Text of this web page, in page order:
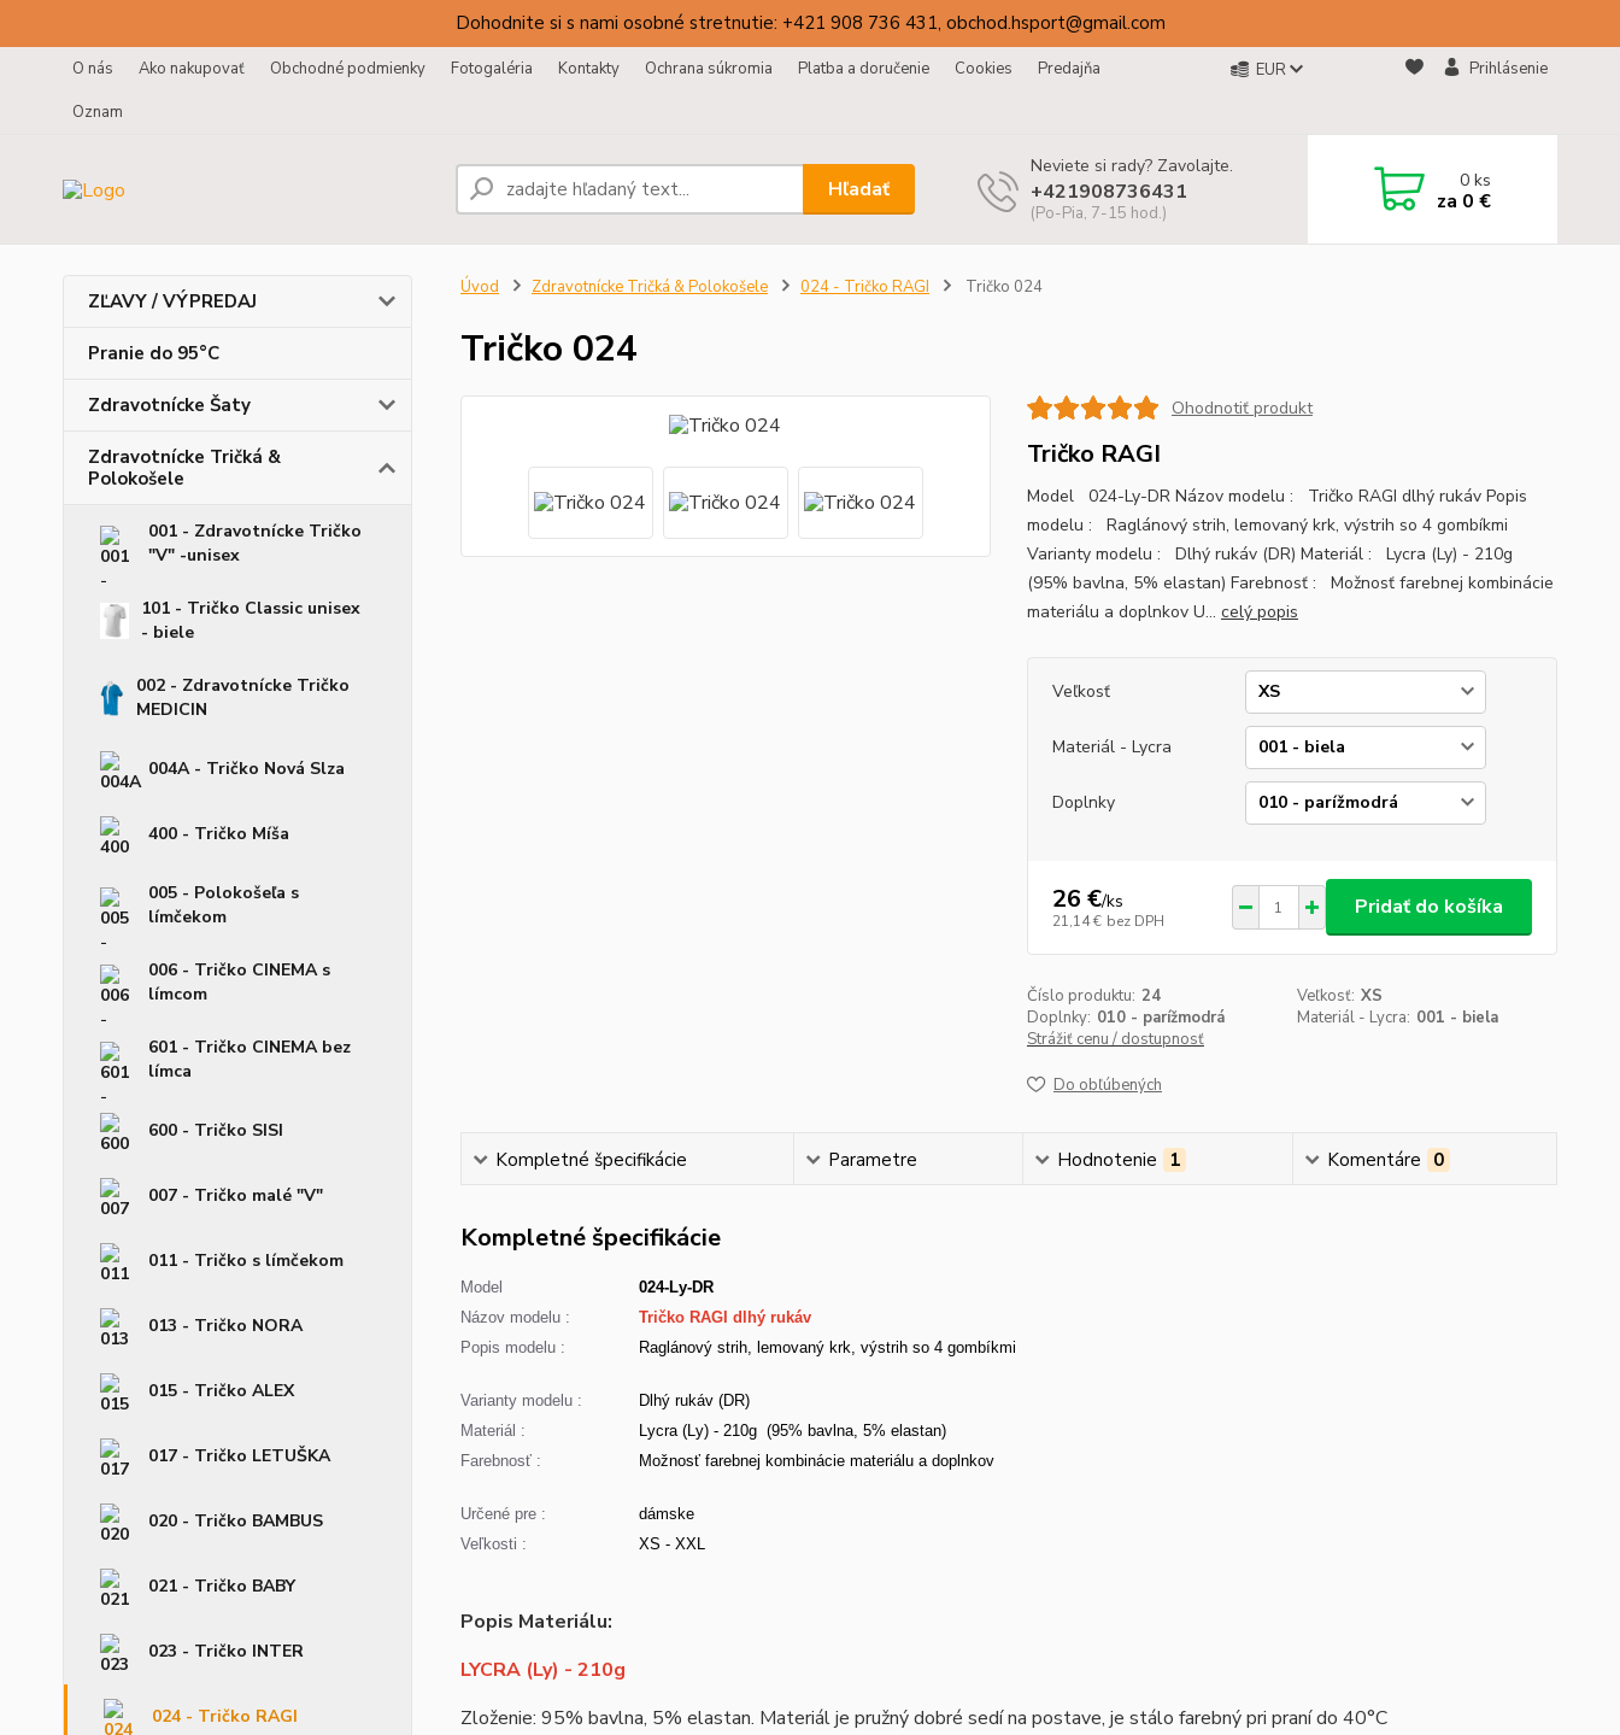
Dohodnite si s nami osobné stretnutie: +421 908 736 431, obchod.hsport@gmail.com
O nás Ako nakupovať Obchodné podmienky Fotogaléria Kontakty Ochrana súkromia Platba a doručenie Cookies
Predajňa
Oznam
EUR Prihlásenie
Hľadať
Neviete si rady? Zavolajte.
+421908736431
(Po-Pia, 7-15 hod.)
0ks
za 0 €
ZĽAVY / VÝPREDAJ
Pranie do 95°C
Zdravotnícke Šaty
Zdravotnícke Tričká &
Polokošele
001 - Zdravotnícke Tričko
"V" -unisex
101 - Tričko Classic unisex
- biele
002 - Zdravotnícke Tričko
MEDICIN
004A - Tričko Nová Slza
400 - Tričko Míša
005 - Polokošeľa s
límčekom
006 - Tričko CINEMA s
límcom
601 - Tričko CINEMA bez
límca
600 - Tričko SISI
007 - Tričko malé "V"
011 - Tričko s límčekom
013 - Tričko NORA
015 - Tričko ALEX
017 - Tričko LETUŠKA
020 - Tričko BAMBUS
021 - Tričko BABY
023 - Tričko INTER
024 - Tričko RAGI
Úvod Zdravotnícke Tričká & Polokošele 024 - Tričko RAGI Tričko 024
Tričko 024
Ohodnotiť produkt
Tričko RAGI
Model 024-Ly-DR Názov modelu : Tričko RAGI dlhý rukáv Popis
modelu : Raglánový strih, lemovaný krk, výstrih so 4 gombíkmi
Varianty modelu : Dlhý rukáv (DR) Materiál : Lycra (Ly) - 210g
(95% bavlna, 5% elastan) Farebnosť : Možnosť farebnej kombinácie
materiálu a doplnkov U... celý popis
Veľkosť
Materiál - Lycra
Doplnky
26 €/ks
21,14 € bez DPH
Pridať do košíka
Číslo produktu: 24 Veľkosť: XS
Doplnky: 010 - parížmodrá Materiál - Lycra: 001 - biela
Strážiť cenu / dostupnosť
Do obľúbených
Kompletné špecifikácie Parametre Hodnotenie 1 Komentáre 0
Kompletné špecifikácie
Model
024-Ly-DR
Názov modelu :
Tričko RAGI dlhý rukáv
Popis modelu :
Raglánový strih, lemovaný krk, výstrih so 4 gombíkmi
Varianty modelu :
Dlhý rukáv (DR)
Materiál :
Lycra (Ly) - 210g (95% bavlna, 5% elastan)
Farebnosť :
Možnosť farebnej kombinácie materiálu a doplnkov
Určené pre :
dámske
Veľkosti :
XS - XXL
Popis Materiálu:
LYCRA (Ly) - 210g
Zloženie: 95% bavlna, 5% elastan. Materiál je pružný dobré sedí na postave, je stálo farebný pri praní do 40°C